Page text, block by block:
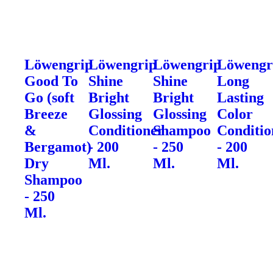
Löwengrip
Good To
Go (soft
Breeze
&
Bergamot)
Dry
Shampoo
- 250
Ml.
Löwengrip
Shine
Bright
Glossing
Conditioner
- 200
Ml.
Löwengrip
Shine
Bright
Glossing
Shampoo
- 250
Ml.
Long
Lasting
Color
- 200
Ml.